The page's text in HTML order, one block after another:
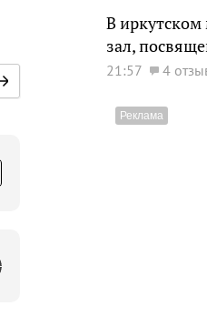
В иркутском
зал,
21:57 4